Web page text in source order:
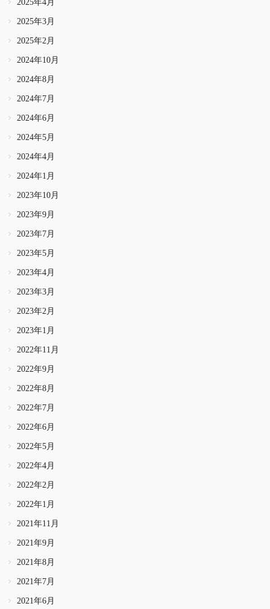
2025年4月
2025年3月
2025年2月
2024年10月
2024年8月
2024年7月
2024年6月
2024年5月
2024年4月
2024年1月
2023年10月
2023年9月
2023年7月
2023年5月
2023年4月
2023年3月
2023年2月
2023年1月
2022年11月
2022年9月
2022年8月
2022年7月
2022年6月
2022年5月
2022年4月
2022年2月
2022年1月
2021年11月
2021年9月
2021年8月
2021年7月
2021年6月